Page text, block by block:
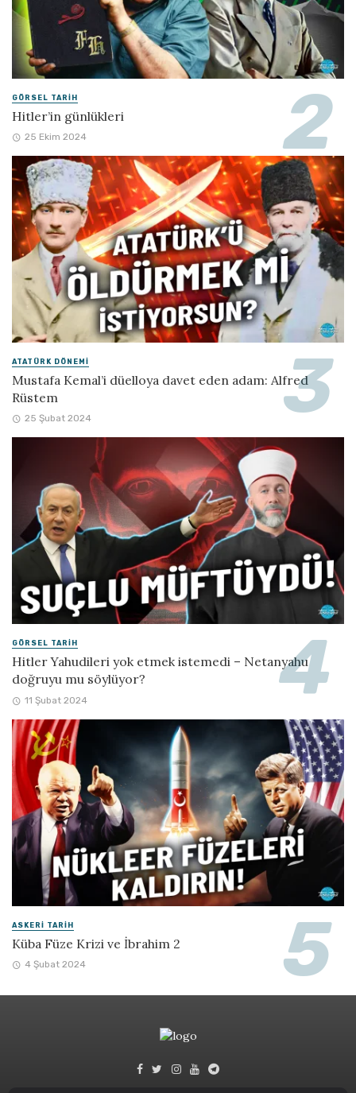
GÖRSEL TARIH
Hitler’in günlükleri
25 Ekim 2024
ATATÜRK DÖNEMI
Mustafa Kemal’i düelloya davet eden adam: Alfred
Rüstem
25 Şubat 2024
GÖRSEL TARIH
Hitler Yahudileri yok etmek istemedi – Netanyahu
doğruyu mu söylüyor?
11 Şubat 2024
ASKERI TARIH
Küba Füze Krizi ve İbrahim 2
4 Şubat 2024